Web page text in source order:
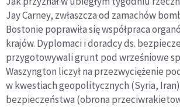
Jay Carney, zwłaszcza od zamachów
Bostonie poprawiła się współpraca
krajów. Dyplomaci i doradcy ds.
przygotowywali grunt pod wrześniowe
Waszyngton liczył na przezwyciężenie
w kwestiach geopolitycznych (Syria,
bezpieczeństwa (obrona